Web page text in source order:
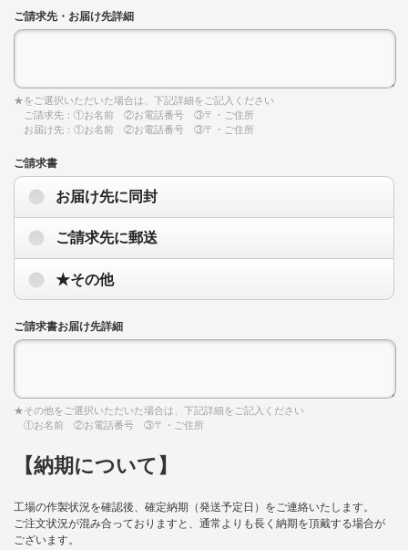
ご請求先・お届け先詳細
★をご選択いただいた場合は、下記詳細をご記入ください
ご請求先：①お名前 ②お電話番号 ③〒・ご住所
お届け先：①お名前 ②お電話番号 ③〒・ご住所
ご請求書
お届け先に同封
ご請求先に郵送
★その他
ご請求書お届け先詳細
★その他をご選択いただいた場合は、下記詳細をご記入ください
①お名前 ②お電話番号 ③〒・ご住所
【納期について】
工場の作製状況を確認後、確定納期（発送予定日）をご連絡いたします。
ご注文状況が混み合っておりますと、通常よりも長く納期を頂戴する場合が
ございます。